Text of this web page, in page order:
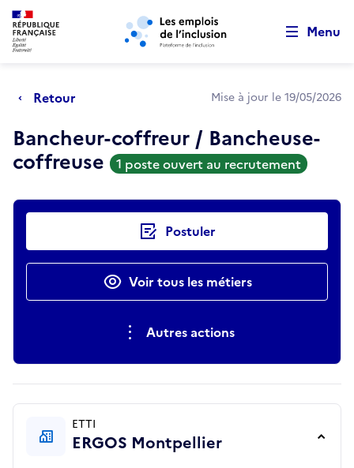
Aller au menu principal Aller au contenu principal
Menu
Retour Mise à jour le 19/05/2026
Bancheur-coffreur / Bancheuse-
coffreuse 1 poste ouvert au recrutement
Actions rapides Postuler
Voir tous les métiers
Autres actions
ETTI
ERGOS Montpellier
Retour au début de la page
Panneau de gestion des cookies